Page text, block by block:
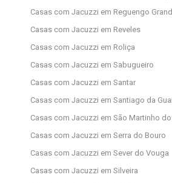
Casas com Jacuzzi em Reguengo
Casas com Jacuzzi em Reveles
Casas com Jacuzzi em Roliça
Casas com Jacuzzi em Sabugueiro
Casas com Jacuzzi em Santar
Casas com Jacuzzi em Santiago da
Casas com Jacuzzi em São Martinho
Casas com Jacuzzi em Serra do Bouro
Casas com Jacuzzi em Sever do Vouga
Casas com Jacuzzi em Silveira